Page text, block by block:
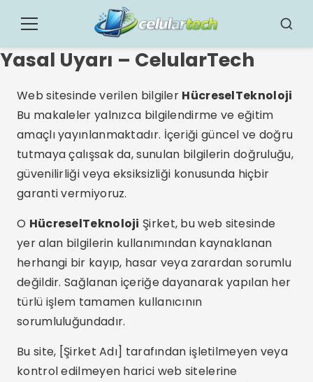
para
conteúdo
Menü
Yasal Uyarı – CelularTech
Web sitesinde verilen bilgiler HücreselTeknoloji
Bu makaleler yalnızca bilgilendirme ve eğitim
amaçlı yayınlanmaktadır. İçeriği güncel ve doğru
tutmaya çalışsak da, sunulan bilgilerin doğruluğu,
güvenilirliği veya eksiksizliği konusunda hiçbir
garanti vermiyoruz.
O HücreselTeknoloji Şirket, bu web sitesinde
yer alan bilgilerin kullanımından kaynaklanan
herhangi bir kayıp, hasar veya zarardan sorumlu
değildir. Sağlanan içeriğe dayanarak yapılan her
türlü işlem tamamen kullanıcının
sorumluluğundadır.
Bu site, [Şirket Adı] tarafından işletilmeyen veya
kontrol edilmeyen harici web sitelerine